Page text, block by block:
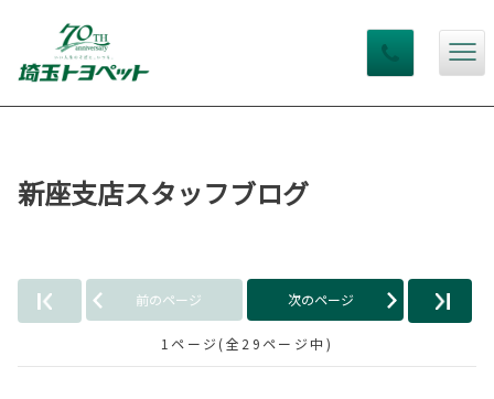
新座支店スタッフブログ
前のページ 次のページ
1ページ(全29ページ中)